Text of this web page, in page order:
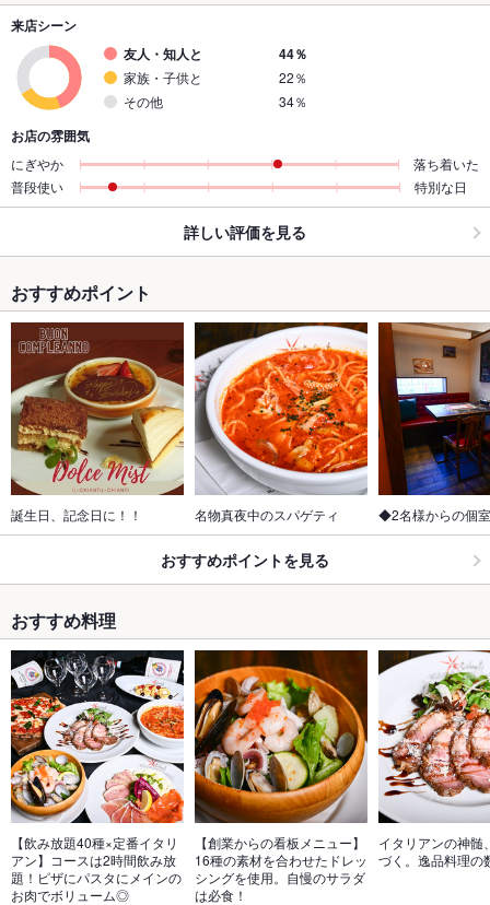
来店シーン
友人・知人と
44％
家族・子供と
22％
その他
34％
お店の雰囲気
にぎやか
落ち着いた
普段使い
特別な日
詳しい評価を見る
おすすめポイント
誕生日、記念日に！！ 名物真夜中のスパゲティ ◆2名様からの個
おすすめポイントを見る
おすすめ料理
【飲み放題40種×定番イタリ
アン】コースは2時間飲み放
題！ピザにパスタにメインの
お肉でボリューム◎
【創業からの看板メニュー】
16種の素材を合わせたドレッ
シングを使用。自慢のサラダ
は必食！
イタリアンの神髄
づく。逸品料理の